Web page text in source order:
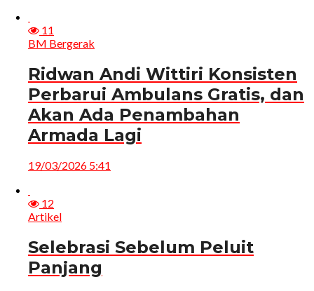
11
BM Bergerak
Ridwan Andi Wittiri Konsisten
Perbarui Ambulans Gratis, dan
Akan Ada Penambahan
Armada Lagi
19/03/2026 5:41
12
Artikel
Selebrasi Sebelum Peluit
Panjang